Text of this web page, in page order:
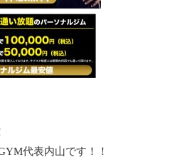
代表内山です！！